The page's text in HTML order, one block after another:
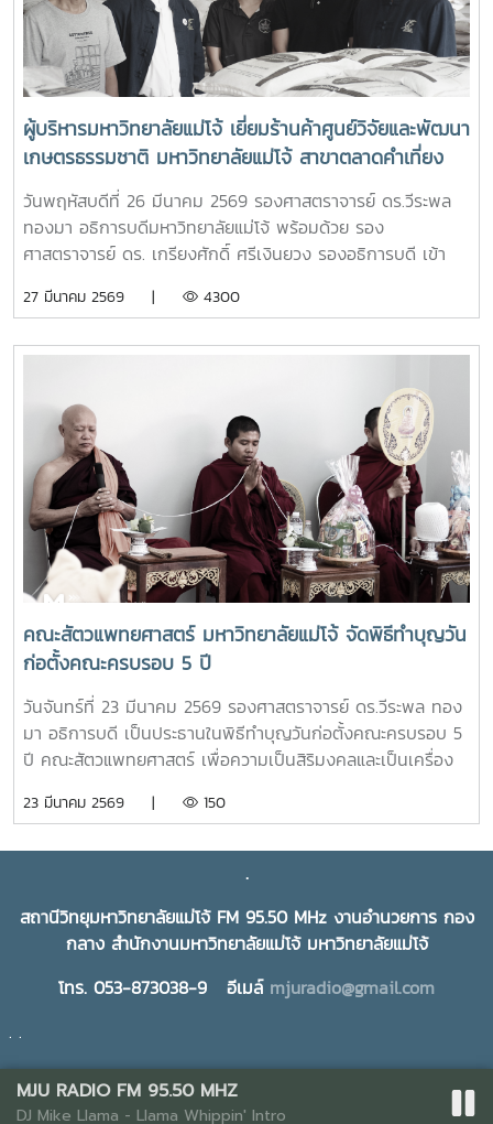
ผู้บริหารมหาวิทยาลัยแม่โจ้ เยี่ยมร้านค้าศูนย์วิจัยและพัฒนา
เกษตรธรรมชาติ มหาวิทยาลัยแม่โจ้ สาขาตลาดคำเที่ยง
เพื่อเป็นแหล่งรวมสินค้าออร์แกนิก และ ผลิตภัณฑ์สินค้า
เกษตรอินทรีย์
วันพฤหัสบดีที่ 26 มีนาคม 2569 รองศาสตราจารย์ ดร.วีระพล
ทองมา อธิการบดีมหาวิทยาลัยแม่โจ้ พร้อมด้วย รอง
ศาสตราจารย์ ดร. เกรียงศักดิ์ ศรีเงินยวง รองอธิการบดี เข้า
พัฒนาเกษตรธรรมชาติ มหาวิทยาลัยแม่โจ้ สาขาตลาดคำเที่ยง
และ ผลิตภัณฑ์สินค้าเกษตรอินทรีย์ ที่ผลิตโดยศูนย์วิจัยและ
พัฒนาเกษตรธรรมชาติ มหาวิทยาลัยแม่โจ้ และเป็นการอำนวย
ความสะดวกให้กับผู้ที่ต้องการซื้อสินค้าเกษตรอินทรีย์ของ
ศูนย์วิจัยและพัฒนาเกษตรธรรมชาติ มหาวิทยาลัยแม่โจ้ ให้
สามารถหาซื้อสินค้าได้งานขึ้นเปิดให้บริการทุกวัน ตั้งแต่เวลา
08.00 - 17.00 น.สอบถามรายละเอียดเพิ่มเติม โทร. 084-
4888305แผนที่ :
https://maps.app.goo.gl/JDtHViw1tcQPDB9S9
27 มีนาคม 2569 | 4300
คณะสัตวแพทยศาสตร์ มหาวิทยาลัยแม่โจ้ จัดพิธีทำบุญวัน
ก่อตั้งคณะครบรอบ 5 ปี
วันจันทร์ที่ 23 มีนาคม 2569 รองศาสตราจารย์ ดร.วีระพล ทอง
มา อธิการบดี เป็นประธานในพิธีทำบุญวันก่อตั้งคณะครบรอบ 5
ปี คณะสัตวแพทยศาสตร์ เพื่อความเป็นสิริมงคลและเป็นเครื่อง
โอกาสนี้ได้รับเกียรติจาก ผู้บริหารมหาวิทยาลัย ผู้บริหารคณะสัตว
23 มีนาคม 2569 | 150
.
สถานีวิทยุมหาวิทยาลัยแม่โจ้ FM 95.50 MHz งานอำนวยการ กอง
กลาง สำนักงานมหาวิทยาลัยแม่โจ้ มหาวิทยาลัยแม่โจ้
โทร. 053-873038-9 อีเมล์ mjuradio@gmail.com
. .
Web Template Management 2021
นโยบายการพัฒนาระบบ|ทีมพัฒนาระบบ
MJU RADIO FM 95.50 MHZ
DJ Mike Llama - Llama Whippin' Intro